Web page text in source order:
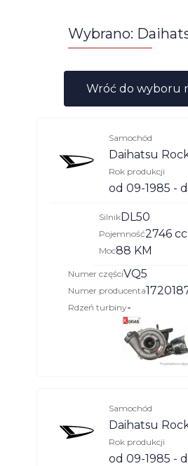
Wybrano:
Wróć do wyboru
Samochód
Daihatsu
Rok produkcji
od 09-1985 -
Silnik DL50
Pojemność2746
Moc88 KM
Numer częściVQ5
Numer producenta
Rdzeń turbiny-
Samochód
Daihatsu
Rok produkcji
od 09-1985 -